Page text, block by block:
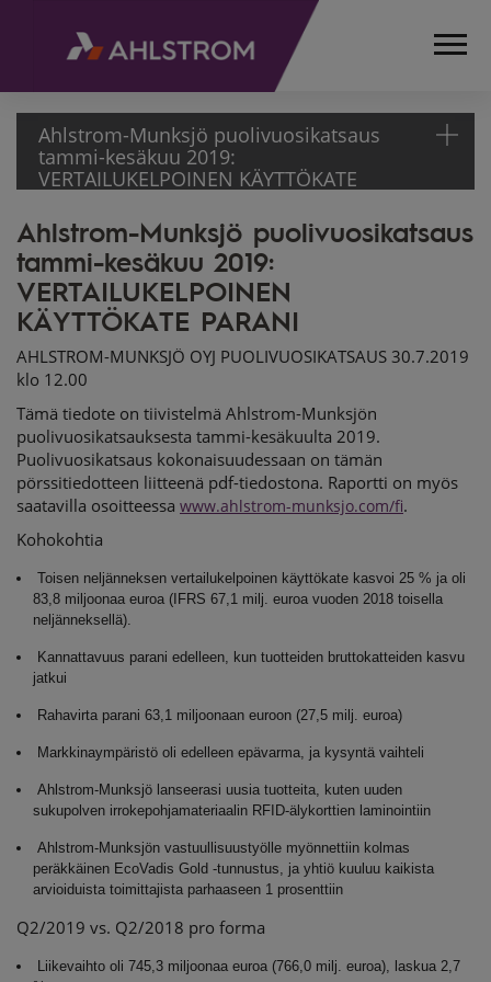
Ahlstrom-Munksjö puolivuosikatsaus
tammi-kesäkuu 2019:
VERTAILUKELPOINEN KÄYTTÖKATE
ETUSIVU
PÖRSSITIEDOTTEET
2019
AHLSTROM-
MUNKSJÖ
PUOLIVUOSIKATSAUS
TAMMI-KESÄKUU
2019:
VERTAILUKELPOINEN
KÄYTTÖKATE PARANI
Ahlstrom-Munksjö puolivuosikatsaus
tammi-kesäkuu 2019:
VERTAILUKELPOINEN
KÄYTTÖKATE PARANI
AHLSTROM-MUNKSJÖ OYJ PUOLIVUOSIKATSAUS 30.7.2019
klo 12.00
Tämä tiedote on tiivistelmä Ahlstrom-Munksjön
puolivuosikatsauksesta tammi-kesäkuulta 2019.
Puolivuosikatsaus kokonaisuudessaan on tämän
pörssitiedotteen liitteenä pdf-tiedostona. Raportti on myös
saatavilla osoitteessa www.ahlstrom-munksjo.com/fi.
Kohokohtia
Toisen neljänneksen vertailukelpoinen käyttökate kasvoi 25 % ja oli
83,8 miljoonaa euroa (IFRS 67,1 milj. euroa vuoden 2018 toisella
neljänneksellä).
Kannattavuus parani edelleen, kun tuotteiden bruttokatteiden kasvu
jatkui
Rahavirta parani 63,1 miljoonaan euroon (27,5 milj. euroa)
Markkinaympäristö oli edelleen epävarma, ja kysyntä vaihteli
Ahlstrom-Munksjö lanseerasi uusia tuotteita, kuten uuden
sukupolven irrokepohjamateriaalin RFID-älykorttien laminointiin
Ahlstrom-Munksjön vastuullisuustyölle myönnettiin kolmas
peräkkäinen EcoVadis Gold -tunnustus, ja yhtiö kuuluu kaikista
arvioiduista toimittajista parhaaseen 1 prosenttiin
Q2/2019 vs. Q2/2018 pro forma
Liikevaihto oli 745,3 miljoonaa euroa (766,0 milj. euroa), laskua 2,7